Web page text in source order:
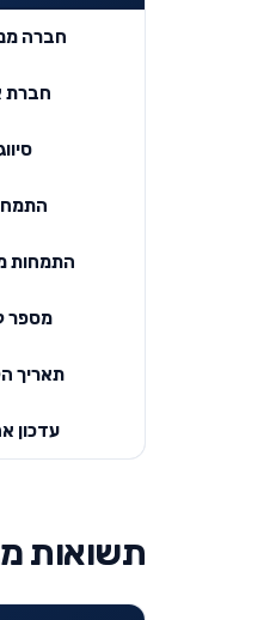
חברה
חברת
סיווג
התמחות
מספר
תאריך
עדכון
תשואות